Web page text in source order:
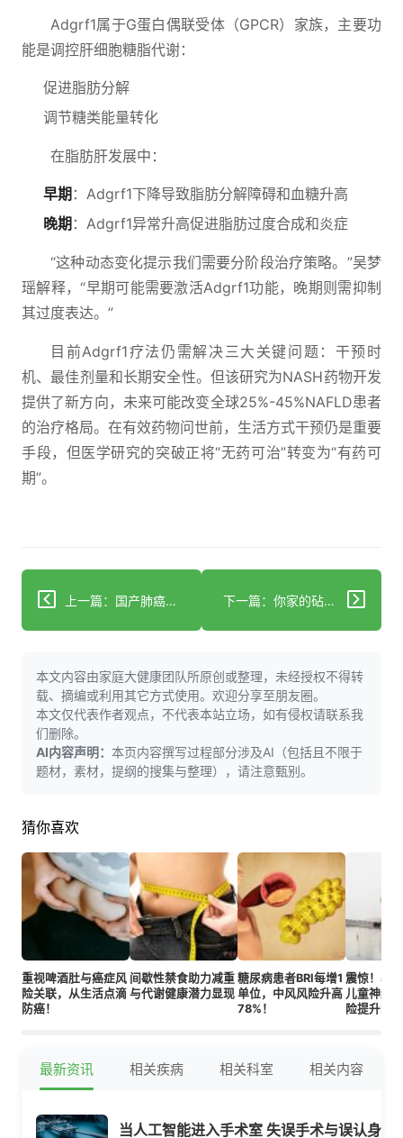
Adgrf1属于G蛋白偶联受体（GPCR）家族，主要功
能是调控肝细胞糖脂代谢：
促进脂肪分解
调节糖类能量转化
在脂肪肝发展中：
早期 ：Adgrf1下降导致脂肪分解障碍和血糖升高
晚期 ：Adgrf1异常升高促进脂肪过度合成和炎症
“这种动态变化提示我们需要分阶段治疗策略。”吴梦
瑶解释，“早期可能需要激活Adgrf1功能，晚期则需抑制
其过度表达。”
目前Adgrf1疗法仍需解决三大关键问题：干预时
机、最佳剂量和长期安全性。但该研究为NASH药物开发
提供了新方向，未来可能改变全球25%-45%NAFLD患者
的治疗格局。在有效药物问世前，生活方式干预仍是重要
手段，但医学研究的突破正将“无药可治”转变为“有药可
期”。
上一篇：国产肺癌联合疗法首次超越免疫药王帕博利珠单抗 下一篇：你家的砧板竟有粪便菌？44%家庭中招
本文内容由家庭大健康团队所原创或整理，未经授权不得转
载、摘编或利用其它方式使用。欢迎分享至朋友圈。
本文仅代表作者观点，不代表本站立场，如有侵权请联系我
们删除。
AI内容声明： 本页内容撰写过程部分涉及AI（包括且不限于
题材，素材，提纲的搜集与整理），请注意甄别。
猜你喜欢
重视啤酒肚与癌症风
险关联，从生活点滴
防癌！
间歇性禁食助力减重
与代谢健康潜力显现
糖尿病患者BRI每增1
单位，中风风险升高
78%！
震惊！孕
儿童神经
险提升
最新资讯 相关疾病 相关科室 相关内容
当人工智能进入手术室 失误手术与误认身